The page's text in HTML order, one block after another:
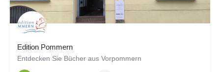
Edition Pommern
Entdecken Sie Bücher aus Vorpommern